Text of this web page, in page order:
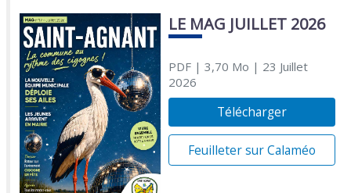
LE MAG JUILLET 2026
PDF| 3,70 Mo | 23 Juillet
2026
Télécharger
Feuilleter sur Calaméo